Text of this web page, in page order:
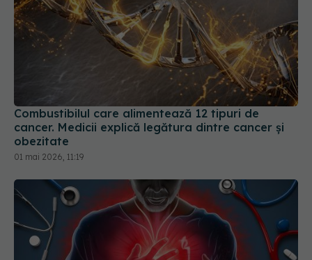
Combustibilul care alimentează 12 tipuri de
cancer. Medicii explică legătura dintre cancer și
obezitate